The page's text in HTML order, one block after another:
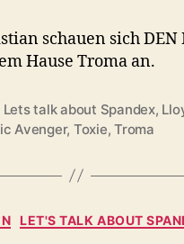
schauen sich DEN
Hause Troma an.
Lets talk about Spandex,
Avenger, Toxie,Troma
Kategorien
LET'S TALK ABOUT